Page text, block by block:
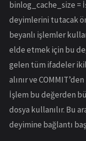
binlog_cache_size =
deyimlerini tutacak
beyanlı işlemler
elde etmek için bu
gelen tüm ifadeler
alınır ve
İşlem bu değerden
dosya kullanılır. Bu
deyimine bağlantı